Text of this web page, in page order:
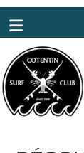
Panneau de